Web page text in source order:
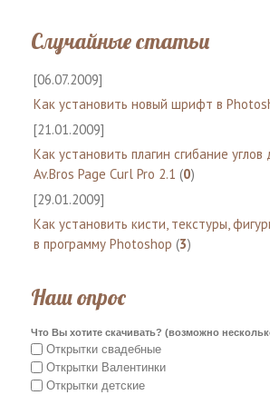
Случайные статьи
[06.07.2009]
Как установить новый шрифт в
[21.01.2009]
Как установить плагин сгибание
Av.Bros Page Curl Pro 2.1 (0)
[29.01.2009]
Как установить кисти, текстуры,
в программу Photoshop (3)
Наш опрос
Что Вы хотите скачивать? (возможно
Открытки свадебные
Открытки Валентинки
Открытки детские